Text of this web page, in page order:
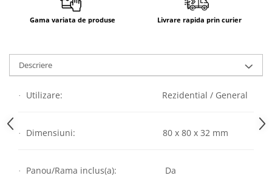
Gama variata de produse Livrare rapida prin curier
Descriere
· Utilizare: Rezidential / General
· Dimensiuni: 80 x 80 x 32 mm
· Panou/Rama inclus(a): Da